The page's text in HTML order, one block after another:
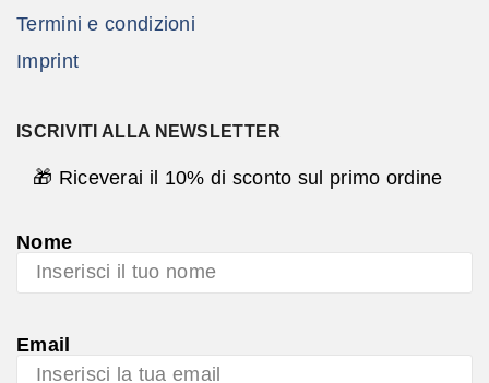
Termini e condizioni
Imprint
ISCRIVITI ALLA NEWSLETTER
🎁 Riceverai il 10% di sconto sul primo ordine
Nome
Email